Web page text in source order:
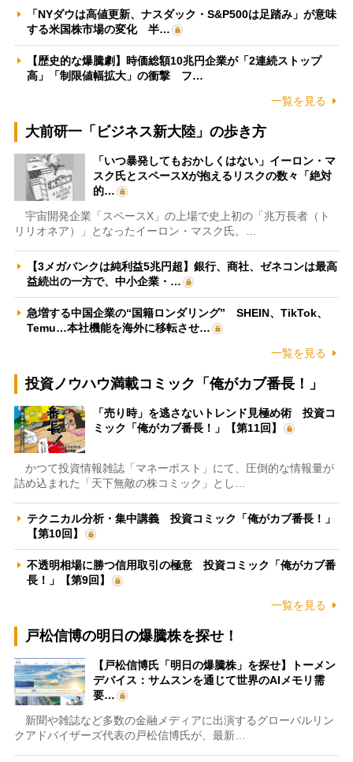
「NYダウは高値更新、ナスダック・S&P500は足踏み」が意味
する米国株市場の変化 半…
【歴史的な爆騰劇】時価総額10兆円企業が「2連続ストップ
高」「制限値幅拡大」の衝撃 フ…
一覧を見る
大前研一「ビジネス新大陸」の歩き方
「いつ暴発してもおかしくはない」イーロン・マ
スク氏とスペースXが抱えるリスクの数々「絶対
的…
宇宙開発企業「スペースX」の上場で史上初の「兆万長者（ト
リリオネア）」となったイーロン・マスク氏。…
【3メガバンクは純利益5兆円超】銀行、商社、ゼネコンは最高
益続出の一方で、中小企業・…
急増する中国企業の“国籍ロンダリング” SHEIN、TikTok、
Temu…本社機能を海外に移転させ…
一覧を見る
投資ノウハウ満載コミック「俺がカブ番長！」
「売り時」を逃さないトレンド見極め術 投資コ
ミック「俺がカブ番長！」【第11回】
かつて投資情報雑誌「マネーポスト」にて、圧倒的な情報量が
詰め込まれた「天下無敵の株コミック」とし…
テクニカル分析・集中講義 投資コミック「俺がカブ番長！」
【第10回】
不透明相場に勝つ信用取引の極意 投資コミック「俺がカブ番
長！」【第9回】
一覧を見る
戸松信博の明日の爆騰株を探せ！
【戸松信博氏「明日の爆騰株」を探せ】トーメン
デバイス：サムスンを通じて世界のAIメモリ需
要…
新聞や雑誌など多数の金融メディアに出演するグローバルリン
クアドバイザーズ代表の戸松信博氏が、最新…